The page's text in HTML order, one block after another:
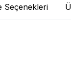
Seçenekleri